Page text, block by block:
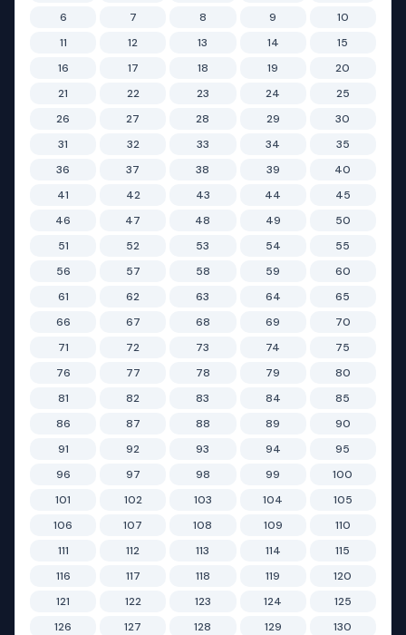
6
7 8 9
10
11
12 13 14
15
16
17 18 19
20
21
22 23 24
25
26
27 28 29
30
31
32 33 34
35
36
37 38 39
40
41
42 43 44
45
46
47 48 49
50
51
52 53 54
55
56
57 58 59
60
61
62 63 64
65
66
67 68 69
70
71
72 73 74
75
76
77 78 79
80
81
82 83 84
85
86
87 88 89
90
91
92 93 94
95
96
97 98 99
100
101
102 103 104
105
106
107 108 109
110
111
112 113 114
115
116
117 118 119
120
121
122 123 124
125
126
127 128 129
130